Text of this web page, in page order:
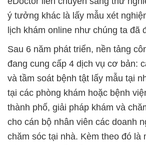
ý tưởng khác là lấy mẫu xét
lịch khám online như chúng ta đã
Sau 6 năm phát triển, nền tảng
đang cung cấp 4 dịch vụ cơ bản:
và tầm soát bệnh tật lấy mẫu tại
tại các phòng khám hoặc bệnh
thành phố, giải pháp khám và
cho cán bộ nhân viên các doanh
chăm sóc tại nhà. Kèm theo đó là